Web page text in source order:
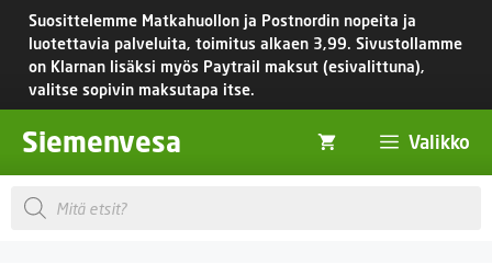
Siirry
sisältöön
Suosittelemme Matkahuollon ja Postnordin nopeita ja
luotettavia palveluita, toimitus alkaen 3,99. Sivustollamme
on Klarnan lisäksi myös Paytrail maksut (esivalittuna),
valitse sopivin maksutapa itse.
Siemenvesa Valikko
Products
search